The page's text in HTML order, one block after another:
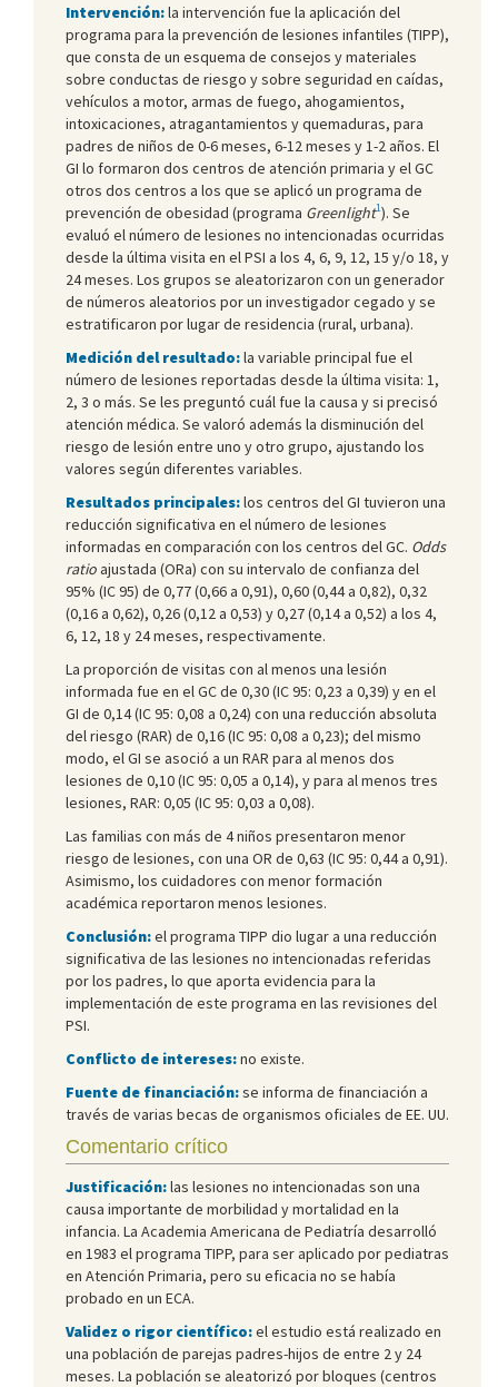
Intervención:la intervención fue la aplicación del
programa para la prevención de lesiones infantiles (TIPP),
que consta de un esquema de consejos y materiales
sobre conductas de riesgo y sobre seguridad en caídas,
vehículos a motor, armas de fuego, ahogamientos,
intoxicaciones, atragantamientos y quemaduras, para
padres de niños de 0-6 meses, 6-12 meses y 1-2 años. El
GI lo formaron dos centros de atención primaria y el GC
otros dos centros a los que se aplicó un programa de
prevención de obesidad (programa Greenlight1). Se
evaluó el número de lesiones no intencionadas ocurridas
desde la última visita en el PSI a los 4, 6, 9, 12, 15 y/o 18, y
24 meses. Los grupos se aleatorizaron con un generador
de números aleatorios por un investigador cegado y se
estratificaron por lugar de residencia (rural, urbana).
Medición del resultado:la variable principal fue el
número de lesiones reportadas desde la última visita: 1,
2, 3 o más. Se les preguntó cuál fue la causa y si precisó
atención médica. Se valoró además la disminución del
riesgo de lesión entre uno y otro grupo, ajustando los
valores según diferentes variables.
Resultados principales:los centros del GI tuvieron una
reducción significativa en el número de lesiones
informadas en comparación con los centros del GC. Odds
ratioajustada (ORa) con su intervalo de confianza del
95% (IC 95) de 0,77 (0,66 a 0,91), 0,60 (0,44 a 0,82), 0,32
(0,16 a 0,62), 0,26 (0,12 a 0,53) y 0,27 (0,14 a 0,52) a los 4,
6, 12, 18 y 24 meses, respectivamente.
La proporción de visitas con al menos una lesión
informada fue en el GC de 0,30 (IC 95: 0,23 a 0,39) y en el
GI de 0,14 (IC 95: 0,08 a 0,24) con una reducción absoluta
del riesgo (RAR) de 0,16 (IC 95: 0,08 a 0,23); del mismo
modo, el GI se asoció a un RAR para al menos dos
lesiones de 0,10 (IC 95: 0,05 a 0,14), y para al menos tres
lesiones, RAR: 0,05 (IC 95: 0,03 a 0,08).
Las familias con más de 4 niños presentaron menor
riesgo de lesiones, con una OR de 0,63 (IC 95: 0,44 a 0,91).
Asimismo, los cuidadores con menor formación
académica reportaron menos lesiones.
Conclusión:el programa TIPP dio lugar a una reducción
significativa de las lesiones no intencionadas referidas
por los padres, lo que aporta evidencia para la
implementación de este programa en las revisiones del
PSI.
Conflicto de intereses:no existe.
Fuente de financiación:se informa de financiación a
través de varias becas de organismos oficiales de EE. UU.
Comentario crítico
Justificación:las lesiones no intencionadas son una
causa importante de morbilidad y mortalidad en la
infancia. La Academia Americana de Pediatría desarrolló
en 1983 el programa TIPP, para ser aplicado por pediatras
en Atención Primaria, pero su eficacia no se había
probado en un ECA.
Validez o rigor científico:el estudio está realizado en
una población de parejas padres-hijos de entre 2 y 24
meses. La población se aleatorizó por bloques (centros